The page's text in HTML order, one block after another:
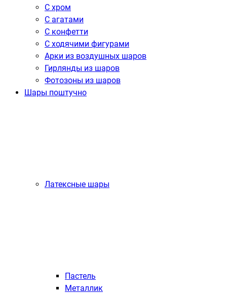
С хром
С агатами
С конфетти
С ходячими фигурами
Арки из воздушных шаров
Гирлянды из шаров
Фотозоны из шаров
Шары поштучно
Латексные шары
Пастель
Металлик